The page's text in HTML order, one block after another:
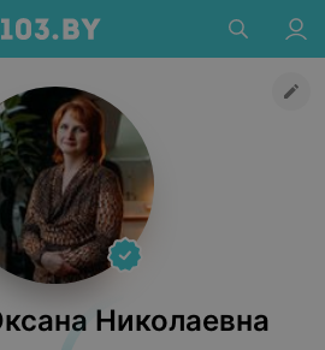
Николаевна